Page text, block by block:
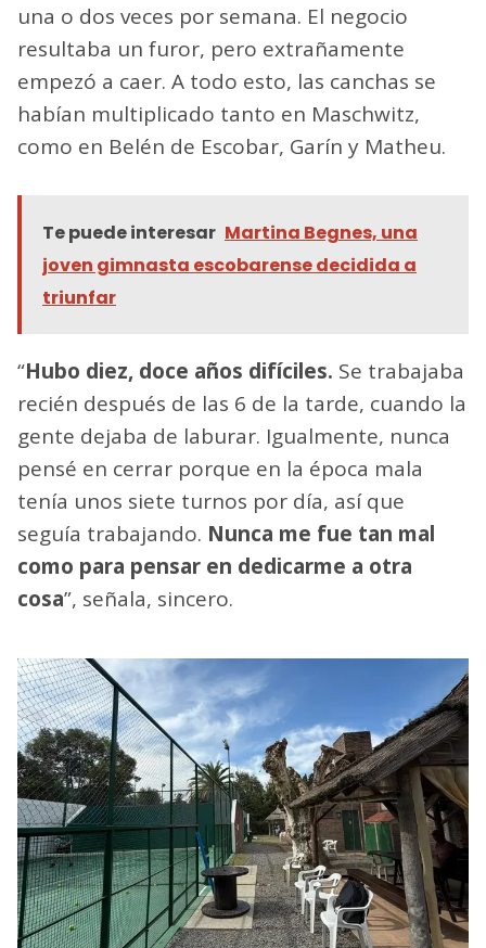
una o dos veces por semana. El negocio
resultaba un furor, pero extrañamente
empezó a caer. A todo esto, las canchas se
habían multiplicado tanto en Maschwitz,
como en Belén de Escobar, Garín y Matheu.
Te puede interesar Martina Begnes, una
joven gimnasta escobarense decidida a
triunfar
“Hubo diez, doce años difíciles. Se trabajaba
recién después de las 6 de la tarde, cuando la
gente dejaba de laburar. Igualmente, nunca
pensé en cerrar porque en la época mala
tenía unos siete turnos por día, así que
seguía trabajando. Nunca me fue tan mal
como para pensar en dedicarme a otra
cosa”, señala, sincero.